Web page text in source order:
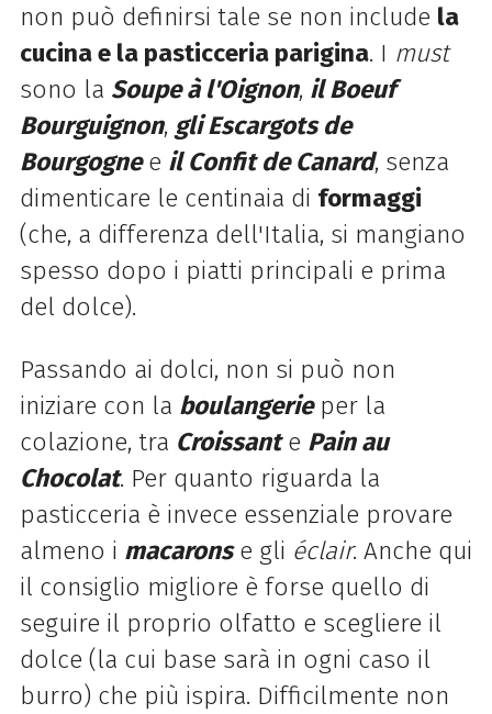
non può definirsi tale se non include la
cucina e la pasticceria parigina. I must
sono la Soupe à l'Oignon, il Boeuf
Bourguignon, gli Escargots de
Bourgognee il Confit de Canard, senza
dimenticare le centinaia di formaggi
(che, a differenza dell'Italia, si mangiano
spesso dopo i piatti principali e prima
del dolce).
Passando ai dolci, non si può non
iniziare con la boulangerieper la
colazione, tra Croissante Pain au
Chocolat. Per quanto riguarda la
pasticceria è invece essenziale provare
almeno i macaronse gli éclair. Anche qui
il consiglio migliore è forse quello di
seguire il proprio olfatto e scegliere il
dolce (la cui base sarà in ogni caso il
burro) che più ispira. Difficilmente non